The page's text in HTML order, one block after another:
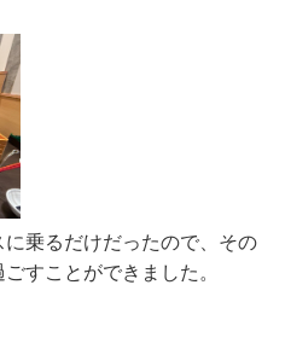
乗るだけだったので、その
すことができました。